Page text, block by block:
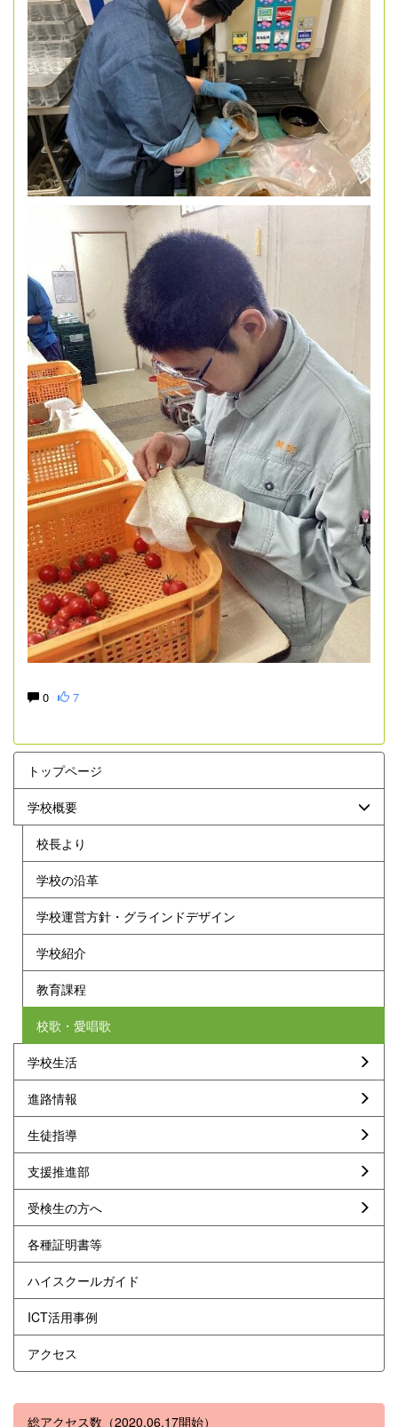
0 7
トップページ
学校概要
校長より
学校の沿革
学校運営方針・グラインドデザイン
学校紹介
教育課程
校歌・愛唱歌
学校生活
進路情報
生徒指導
支援推進部
受検生の方へ
各種証明書等
ハイスクールガイド
ICT活用事例
アクセス
総アクセス数（2020.06.17開始）